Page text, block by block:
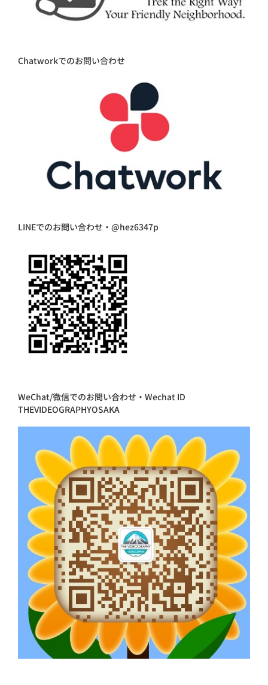
Chatworkでのお問い合わせ
LINEでのお問い合わせ・@hez6347p
WeChat/微信でのお問い合わせ・Wechat ID
THEVIDEOGRAPHYOSAKA